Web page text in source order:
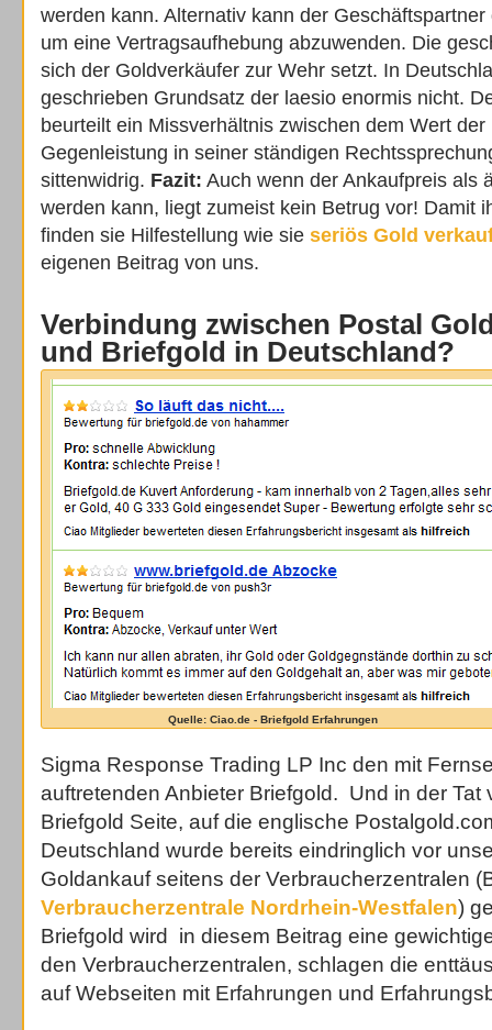
werden kann. Alternativ kann der
um eine Vertragsaufhebung abzuwenden. Die
sich der Goldverkäufer zur Wehr setzt. In
geschrieben Grundsatz der laesio enormis nicht.
beurteilt ein Missverhältnis zwischen dem Wert
Gegenleistung in seiner ständigen
sittenwidrig. Fazit: Auch wenn der Ankaufpreis als
werden kann, liegt zumeist kein Betrug vor! Damit
finden sie Hilfestellung wie sie seriös Gold
eigenen Beitrag von uns.
Verbindung zwischen Postal
und Briefgold in Deutschland?
Quelle: Ciao.de - Briefgold Erfahrungen
Sigma Response Trading LP Inc den mit
auftretenden Anbieter Briefgold. Und in der Tat
Briefgold Seite, auf die englische
Deutschland wurde bereits eindringlich vor
Goldankauf seitens der Verbraucherzentralen
Verbraucherzentrale Nordrhein-Westfalen)
Briefgold wird in diesem Beitrag eine
den Verbraucherzentralen, schlagen die
auf Webseiten mit Erfahrungen und